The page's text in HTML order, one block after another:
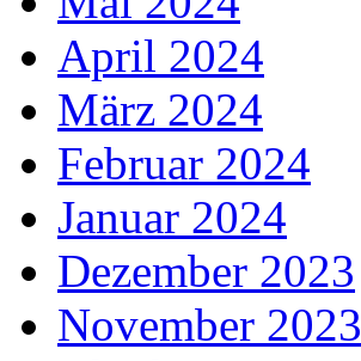
April 2024
März 2024
Februar 2024
Januar 2024
Dezember 2023
November 2023